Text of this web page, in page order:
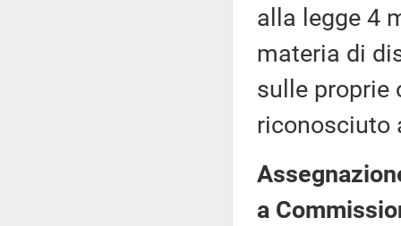
alla legge 4
materia di
sulle proprie
riconosciuto
a